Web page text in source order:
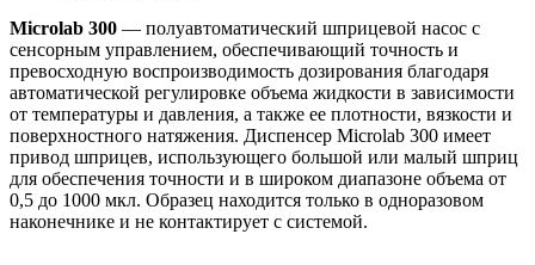
Microlab 300 — полуавтоматический шприцевой насос с
сенсорным управлением, обеспечивающий точность и
превосходную воспроизводимость дозирования благодаря
автоматической регулировке объема жидкости в зависимости
от температуры и давления, а также ее плотности, вязкости и
поверхностного натяжения. Диспенсер Microlab 300 имеет
привод шприцев, использующего большой или малый шприц
для обеспечения точности и в широком диапазоне объема от
0,5 до 1000 мкл. Образец находится только в одноразовом
наконечнике и не контактирует с системой.